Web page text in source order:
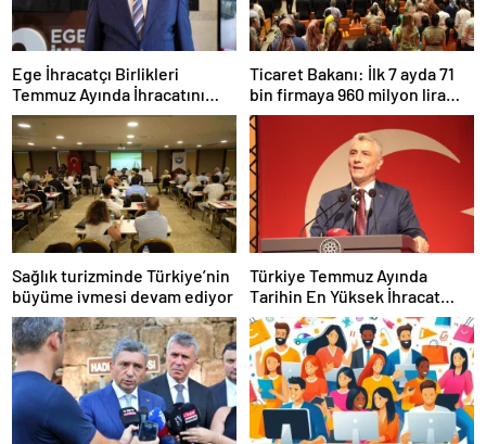
Ege İhracatçı Birlikleri
Temmuz Ayında İhracatını
Artırdı
Ticaret Bakanı: İlk 7 ayda 71
bin firmaya 960 milyon lira
ceza uygulandı
Sağlık turizminde Türkiye’nin
büyüme ivmesi devam ediyor
Türkiye Temmuz Ayında
Tarihin En Yüksek İhracat
Rekorunu Kırdı